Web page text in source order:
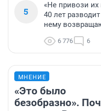
5
«Не привози их
40 лет
нему
6 776 6
МНЕНИЕ
«Это было
безобразно».